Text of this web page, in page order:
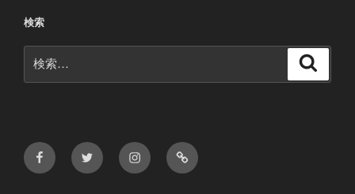
検索
索:
FacebookTwitter Instagram
メ
ー